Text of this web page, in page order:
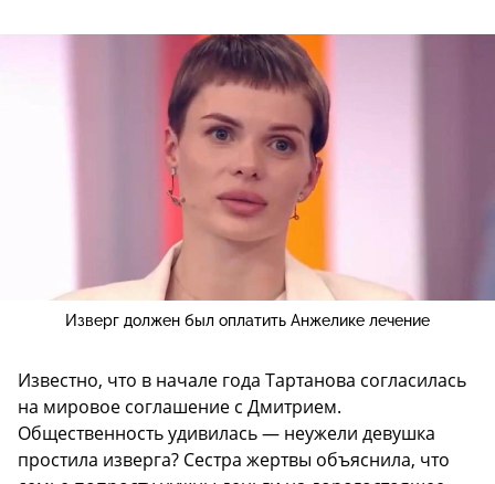
Изверг должен был оплатить Анжелике лечение
Известно, что в начале года Тартанова согласилась
на мировое соглашение с Дмитрием.
Общественность удивилась — неужели девушка
простила изверга? Сестра жертвы объяснила, что